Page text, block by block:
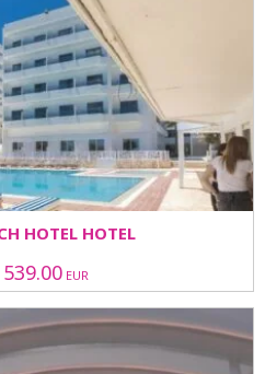
HOTEL HOTEL
539.00 EUR